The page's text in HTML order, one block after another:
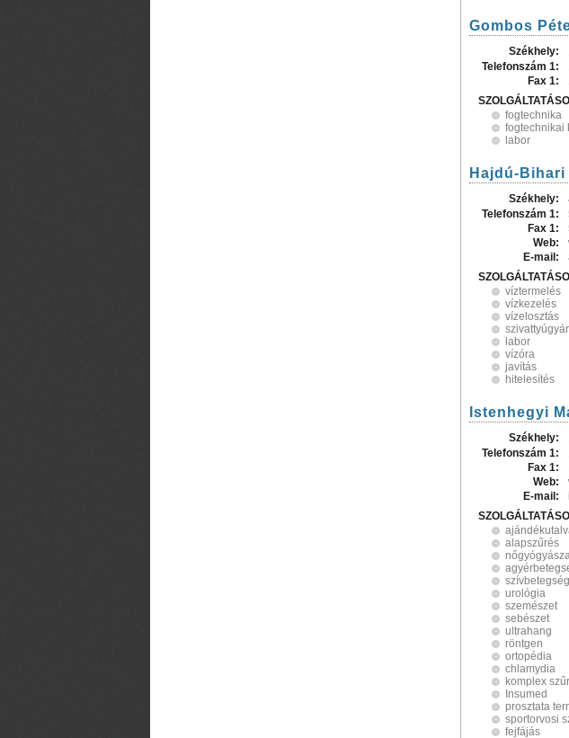
Gombos
Székhely:
Telefonszám 1:
Fax 1:
fogtechnika
fogtechnikai
labor
Hajdú-
Székhely:
Telefonszám 1:
Fax 1:
Web:
E-mail:
víztermelés
vízkezelés
vízelosztás
labor
vízóra
javítás
hitelesítés
Istenhegyi
Székhely:
Telefonszám 1:
Fax 1:
Web:
E-mail:
alapszűrés
urológia
szemészet
sebészet
ultrahang
röntgen
ortopédia
chlamydia
komplex
Insumed
prosztata
sportorvosi
fejfájás